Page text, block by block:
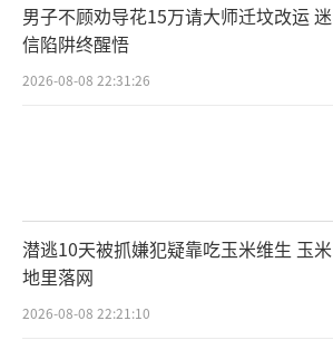
男子不顾劝导花15万请大师迁坟改运 迷
信陷阱终醒悟
2026-08-08 22:31:26
潜逃10天被抓嫌犯疑靠吃玉米维生 玉米
地里落网
2026-08-08 22:21:10